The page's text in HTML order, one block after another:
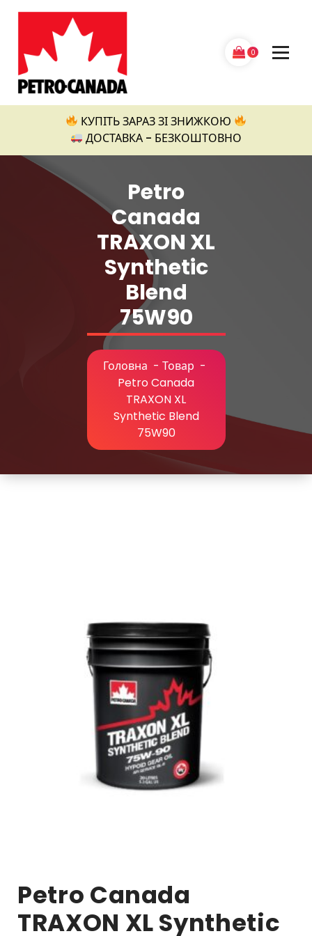
0
КУПІТЬ ЗАРАЗ ЗІ ЗНИЖКОЮ
ДОСТАВКА - БЕЗКОШТОВНО
Petro
Canada
TRAXON XL
Synthetic
Blend
75W90
Головна - Товар -
Petro Canada
TRAXON XL
Synthetic Blend
75W90
Petro Canada
TRAXON XL Synthetic